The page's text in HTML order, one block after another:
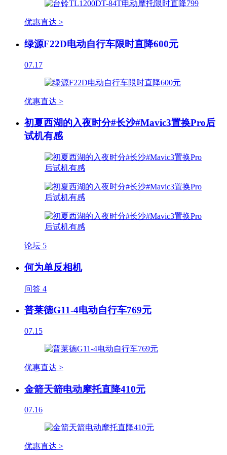
优惠直达 >
绿源F22D电动自行车限时直降600元
07.17
优惠直达 >
初夏西湖的入夜时分#长沙#Mavic3置换Pro后
试机有感
论坛 5
何为单反相机
问答 4
普莱德G11-4电动自行车769元
07.15
优惠直达 >
金箭天箭电动摩托直降410元
07.16
优惠直达 >